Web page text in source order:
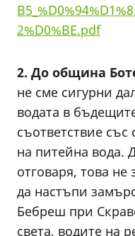
2%D0%BE.pdf
2. До община
не сме сигурни
водата в
съответствие със
на питейна вода.
отговаря, това
да настъпи
Бебреш при
света, водите на